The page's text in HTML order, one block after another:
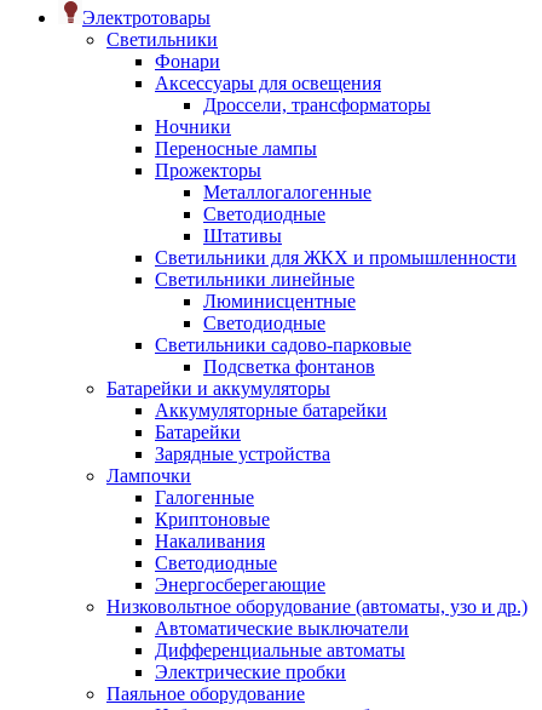
Электротовары
Светильники
Фонари
Аксессуары для освещения
Дроссели, трансформаторы
Ночники
Переносные лампы
Прожекторы
Металлогалогенные
Светодиодные
Штативы
Светильники для ЖКХ и промышленности
Светильники линейные
Люминисцентные
Светодиодные
Светильники садово-парковые
Подсветка фонтанов
Батарейки и аккумуляторы
Аккумуляторные батарейки
Батарейки
Зарядные устройства
Лампочки
Галогенные
Криптоновые
Накаливания
Светодиодные
Энергосберегающие
Низковольтное оборудование (автоматы, узо и др.)
Автоматические выключатели
Дифференциальные автоматы
Электрические пробки
Паяльное оборудование